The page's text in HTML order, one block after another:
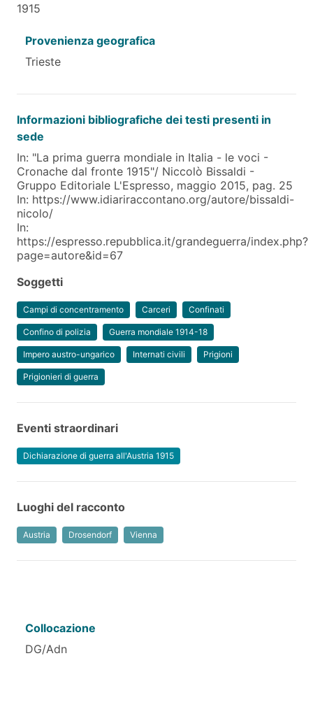
1915
Provenienza geografica
Trieste
Informazioni bibliografiche dei testi presenti in
sede
In: "La prima guerra mondiale in Italia - le voci -
Cronache dal fronte 1915"/ Niccolò Bissaldi -
Gruppo Editoriale L'Espresso, maggio 2015, pag. 25
In: https://www.idiariraccontano.org/autore/bissaldi-
nicolo/
In:
https://espresso.repubblica.it/grandeguerra/index.php?
page=autore&id=67
Soggetti
Campi di concentramento Carceri Confinati
Confino di polizia Guerra mondiale 1914-18
Impero austro-ungarico Internati civili Prigioni
Prigionieri di guerra
Eventi straordinari
Dichiarazione di guerra all'Austria 1915
Luoghi del racconto
Austria Drosendorf Vienna
Collocazione
DG/Adn